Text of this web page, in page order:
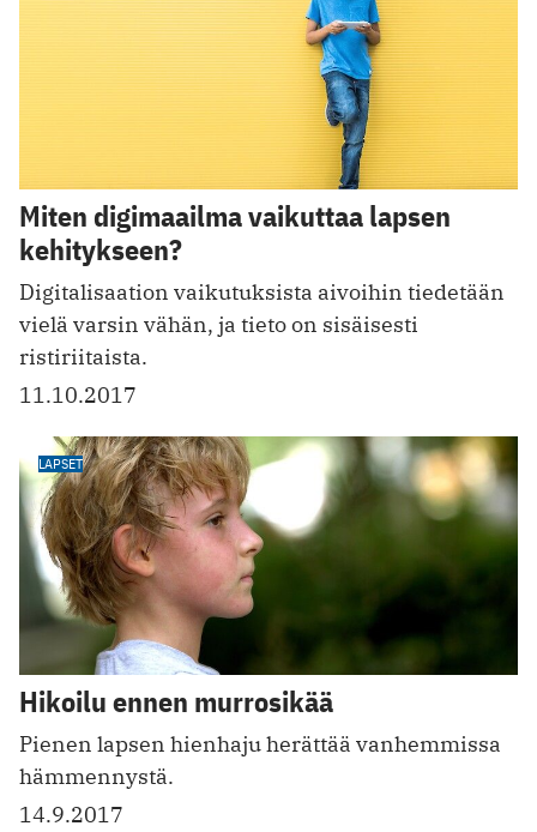
Miten digimaailma vaikuttaa lapsen
kehitykseen?
Digitalisaation vaikutuksista aivoihin tiedetään
vielä varsin vähän, ja tieto on sisäisesti
ristiriitaista.
11.10.2017
LAPSET
Hikoilu ennen murrosikää
Pienen lapsen hienhaju herättää vanhemmissa
hämmennystä.
14.9.2017